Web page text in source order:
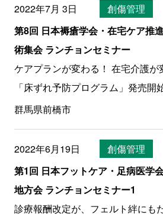
2022年7月 3日
創傷管理
第8回 日本褥瘡学会・在宅ケア推
術集会 ランチョンセミナー
ケアプランが変わる！ 在宅介護が
「床ずれ予防プログラム」発売開
群馬県前橋市
2022年6月19日
創傷管理
第1回 日本フットケア・足病医学
地方会 ランチョンセミナー1
診療報酬改定が、フェルト絆にも